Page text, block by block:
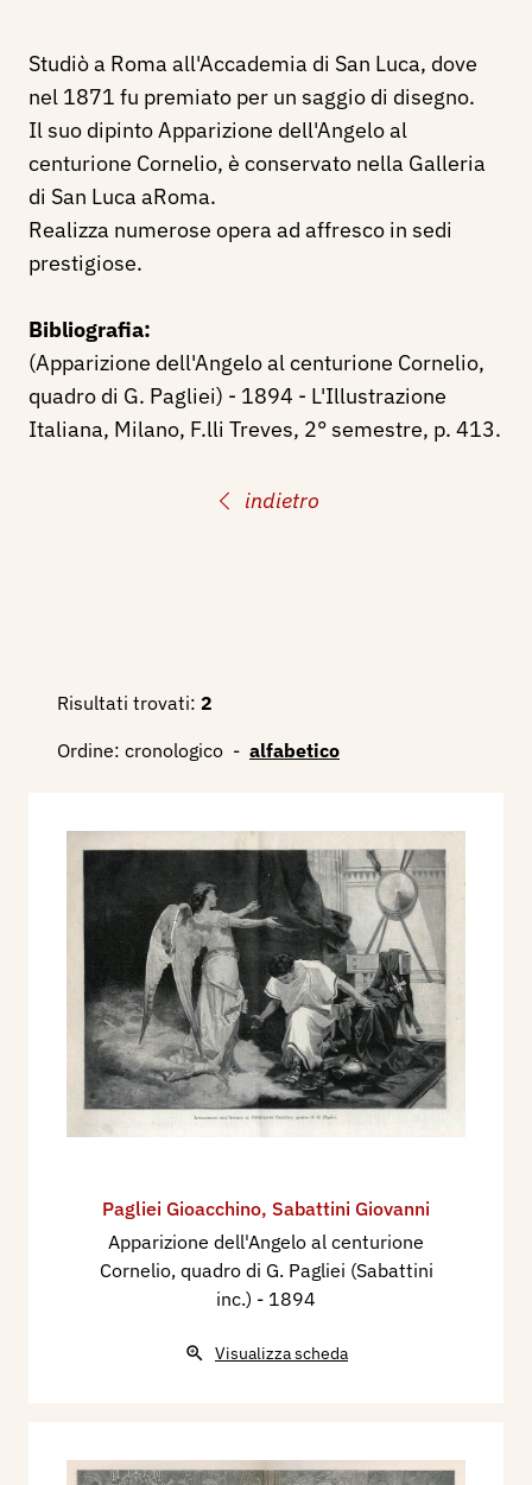
indietro
Studiò a Roma all'Accademia di San Luca, dove
nel 1871 fu premiato per un saggio di disegno.
Il suo dipinto Apparizione dell'Angelo al
centurione Cornelio, è conservato nella Galleria
di San Luca aRoma.
Realizza numerose opera ad affresco in sedi
prestigiose.
Bibliografia:
(Apparizione dell'Angelo al centurione Cornelio,
quadro di G. Pagliei) - 1894 - L'Illustrazione
Italiana, Milano, F.lli Treves, 2° semestre, p. 413.
Risultati trovati: 2
Ordine: cronologico - alfabetico
Pagliei Gioacchino, Sabattini Giovanni
Apparizione dell'Angelo al centurione
Cornelio, quadro di G. Pagliei ​(Sabattini
inc.) - 1894
Visualizza scheda